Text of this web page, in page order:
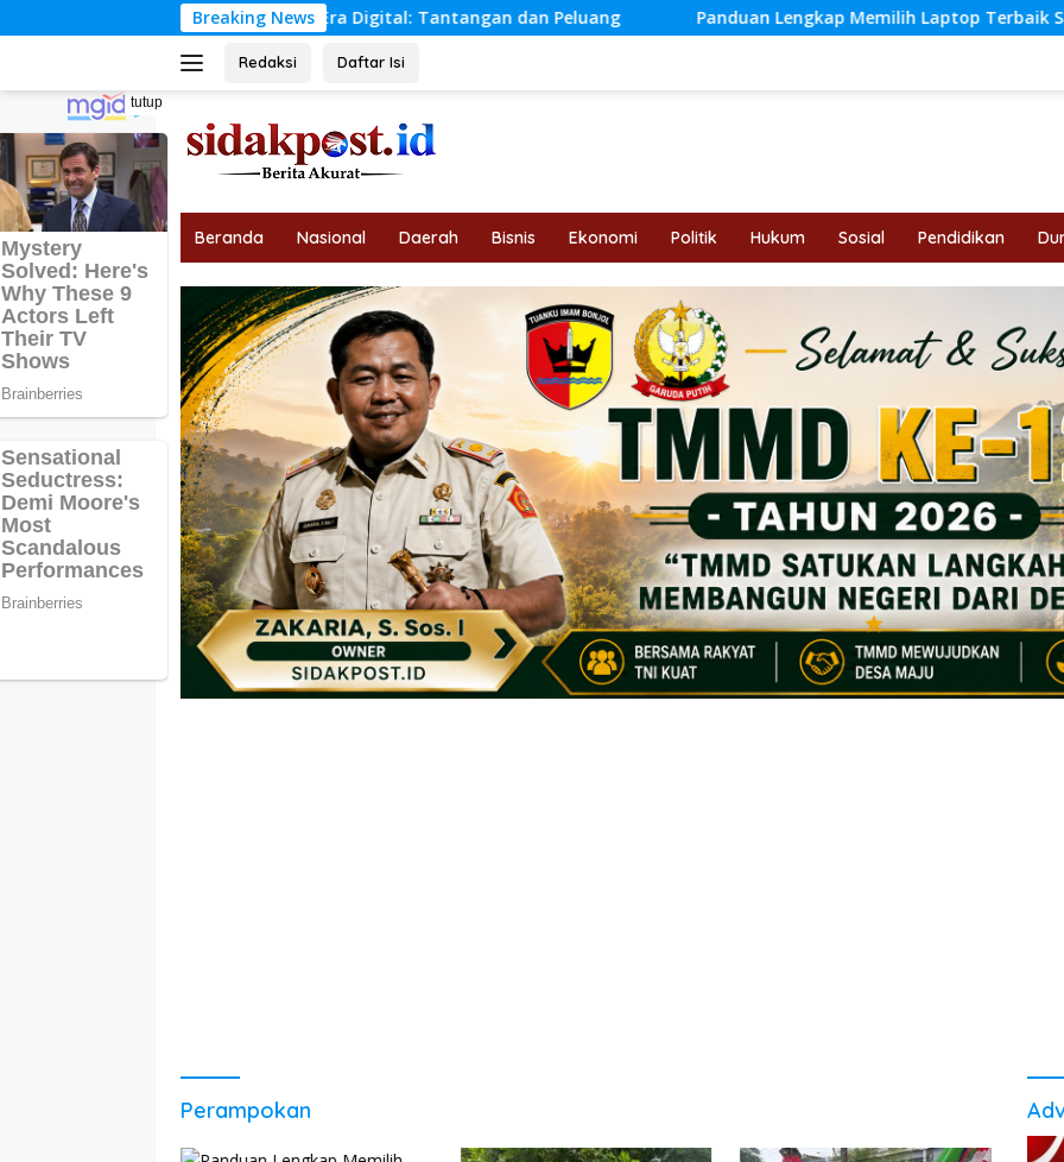
ke
Breaking News
Sosial di Era Digital: Tantangan dan Peluang Panduan Lengkap Memilih Laptop Terbaik Sesuai Kebutuhan dan
Redaksi Daftar Isi
tutup
Beranda Nasional Daerah Bisnis Ekonomi Politik Hukum Sosial Pendidikan
Perampokan